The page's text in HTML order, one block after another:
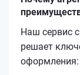
Наш сервис
решает
оформления: